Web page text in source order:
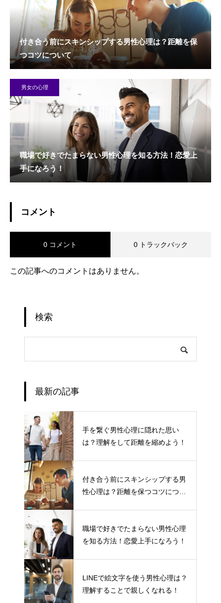
付き合う前にスキンシップする男性心理は？距離を保
つコツについて
男女の心理
職場で好きでたまらない男性心理を知る方法！恋愛上
手になろう！
コメント
0 コメント 0 トラックバック
この記事へのコメントはありません。
検索
最新の記事
手を繋ぐ男性心理に隠れた思い
は？理解をして距離を縮めよう！
付き合う前にスキンシップする男
性心理は？距離を保つコツについ
職場で好きでたまらない男性心理
を知る方法！恋愛上手になろう！
LINEで絵文字を使う男性心理は？
理解することで親しくなれる！